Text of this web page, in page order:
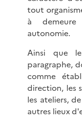
tout
à
autonomie.
Ainsi que
paragraphe,
comme
direction, les
les ateliers,
autres lieux